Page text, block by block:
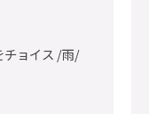
チョイス /雨/